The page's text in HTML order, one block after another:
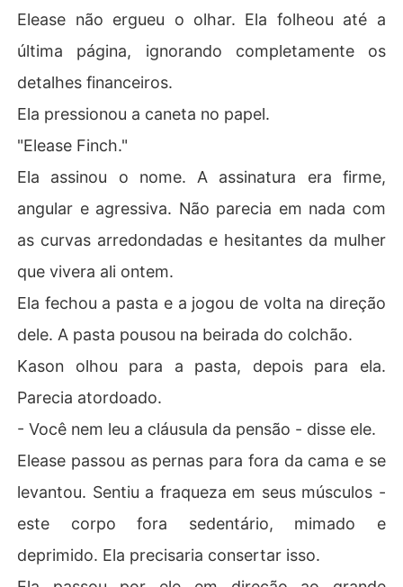
Elease não ergueu o olhar. Ela folheou até a
última página, ignorando completamente os
detalhes financeiros.
Ela pressionou a caneta no papel.
"Elease Finch."
Ela assinou o nome. A assinatura era firme,
angular e agressiva. Não parecia em nada com
as curvas arredondadas e hesitantes da mulher
que vivera ali ontem.
Ela fechou a pasta e a jogou de volta na direção
dele. A pasta pousou na beirada do colchão.
Kason olhou para a pasta, depois para ela.
Parecia atordoado.
- Você nem leu a cláusula da pensão - disse ele.
Elease passou as pernas para fora da cama e se
levantou. Sentiu a fraqueza em seus músculos -
este corpo fora sedentário, mimado e
deprimido. Ela precisaria consertar isso.